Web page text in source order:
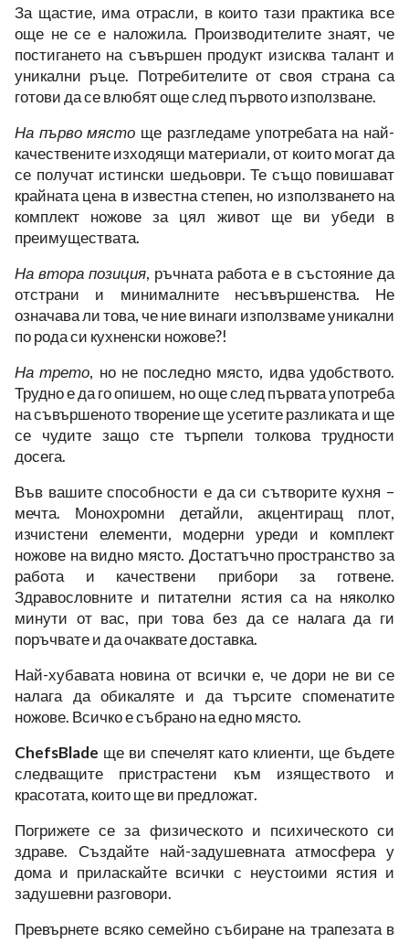
За щастие, има отрасли, в които тази практика все
още не се е наложила. Производителите знаят, че
постигането на съвършен продукт изисква талант и
уникални ръце. Потребителите от своя страна са
готови да се влюбят още след първото използване.
На първо място ще разгледаме употребата на най-
качествените изходящи материали, от които могат да
се получат истински шедьоври. Те също повишават
крайната цена в известна степен, но използването на
комплект ножове за цял живот ще ви убеди в
преимуществата.
На втора позиция, ръчната работа е в състояние да
отстрани и минималните несъвършенства. Не
означава ли това, че ние винаги използваме уникални
по рода си кухненски ножове?!
На трето, но не последно място, идва удобството.
Трудно е да го опишем, но още след първата употреба
на съвършеното творение ще усетите разликата и ще
се чудите защо сте търпели толкова трудности
досега.
Във вашите способности е да си сътворите кухня –
мечта. Монохромни детайли, акцентиращ плот,
изчистени елементи, модерни уреди и комплект
ножове на видно място. Достатъчно пространство за
работа и качествени прибори за готвене.
Здравословните и питателни ястия са на няколко
минути от вас, при това без да се налага да ги
поръчвате и да очаквате доставка.
Най-хубавата новина от всички е, че дори не ви се
налага да обикаляте и да търсите споменатите
ножове. Всичко е събрано на едно място.
ChefsBlade ще ви спечелят като клиенти, ще бъдете
следващите пристрастени към изяществото и
красотата, които ще ви предложат.
Погрижете се за физическото и психическото си
здраве. Създайте най-задушевната атмосфера у
дома и приласкайте всички с неустоими ястия и
задушевни разговори.
Превърнете всяко семейно събиране на трапезата в